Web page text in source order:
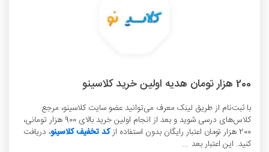
200 هزار تومان هدیه اولین خرید کلاسینو
با ثبت‌نام از طریق لینک معرف می‌توانید عضو سایت کلاسینو، مرجع
کلاس‌های درسی شوید و بعد از انجام اولین خرید بالای 900 هزار تومانی،
200 هزار تومان اعتبار رایگان بدون استفاده از
کد تخفیف کلاسینو، دریافت
کنید. این اعتبار بعد ...